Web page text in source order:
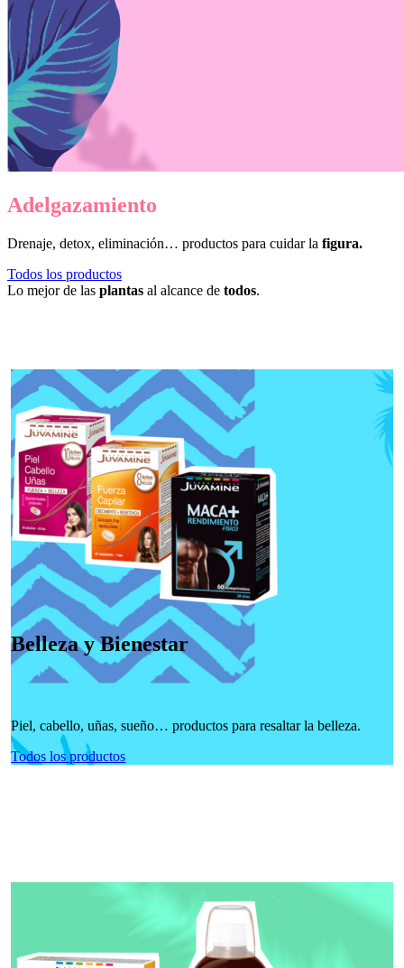
Adelgazamiento
Drenaje, detox, eliminación… productos para cuidar la figura.
Todos los productos
Lo mejor de las plantas al alcance de todos.
Belleza y Bienestar
Piel, cabello, uñas, sueño… productos para resaltar la belleza.
Todos los productos